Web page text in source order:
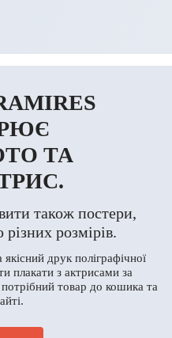
ТА
також постери,
різних розмірів.
друк поліграфічної
плакати з актрисами за
товар до кошика та